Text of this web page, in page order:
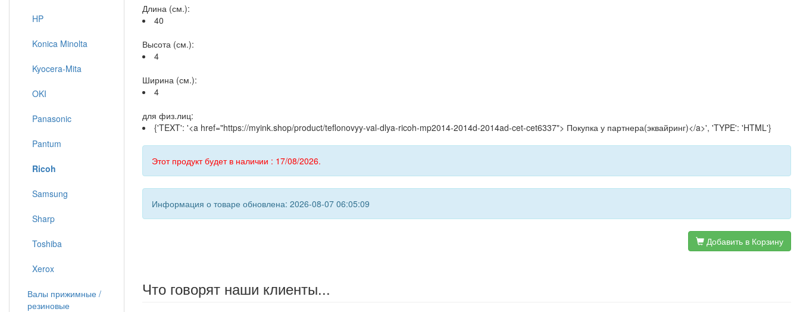
Длина (см.):
40
Высота (см.):
4
Ширина (см.):
4
для физ.лиц:
{'TEXT': '<a href="https://myink.shop/product/teflonovyy-val-dlya-ricoh-mp2014-2014d-2014ad-cet-cet6337"> Покупка у партнера(эквайринг)</a>', 'TYPE': 'HTML'}
Этот продукт будет в наличии : 17/08/2026.
Информация о товаре обновлена: 2026-08-07 06:05:09
Добавить в Корзину
Что говорят наши клиенты...
HP
Konica Minolta
Kyocera-Mita
OKI
Panasonic
Pantum
Ricoh
Samsung
Sharp
Toshiba
Xerox
Валы прижимные /
резиновые